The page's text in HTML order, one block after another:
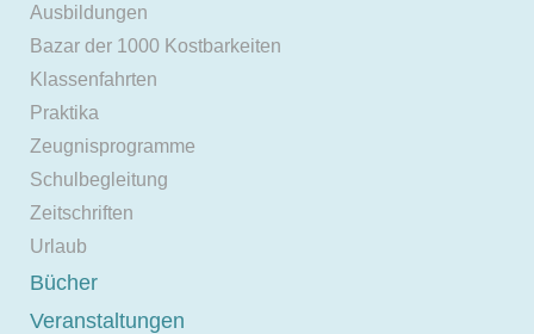
Ausbildungen
Bazar der 1000 Kostbarkeiten
Klassenfahrten
Praktika
Zeugnisprogramme
Schulbegleitung
Zeitschriften
Urlaub
Bücher
Veranstaltungen